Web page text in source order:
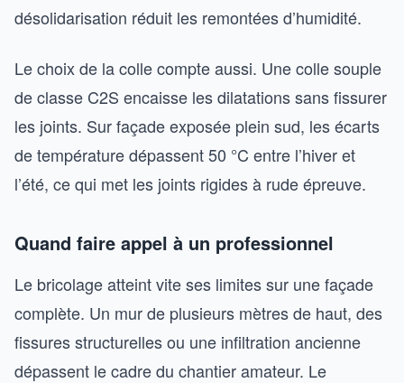
désolidarisation réduit les remontées d’humidité.
Le choix de la colle compte aussi. Une colle souple
de classe C2S encaisse les dilatations sans fissurer
les joints. Sur façade exposée plein sud, les écarts
de température dépassent 50 °C entre l’hiver et
l’été, ce qui met les joints rigides à rude épreuve.
Quand faire appel à un professionnel
Le bricolage atteint vite ses limites sur une façade
complète. Un mur de plusieurs mètres de haut, des
fissures structurelles ou une infiltration ancienne
dépassent le cadre du chantier amateur. Le